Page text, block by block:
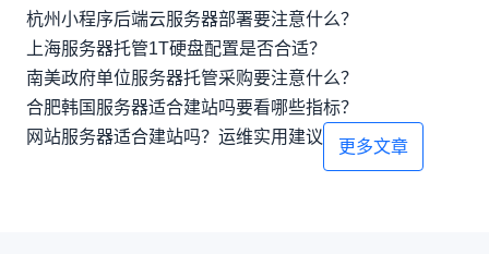
杭州小程序后端云服务器部署要注意什么？
上海服务器托管1T硬盘配置是否合适？
南美政府单位服务器托管采购要注意什么？
合肥韩国服务器适合建站吗要看哪些指标？
网站服务器适合建站吗？运维实用建议
更多文章